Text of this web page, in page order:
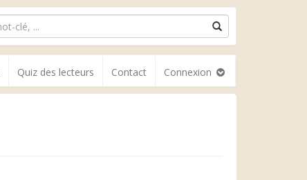
Quiz des lecteurs Contact Connexion